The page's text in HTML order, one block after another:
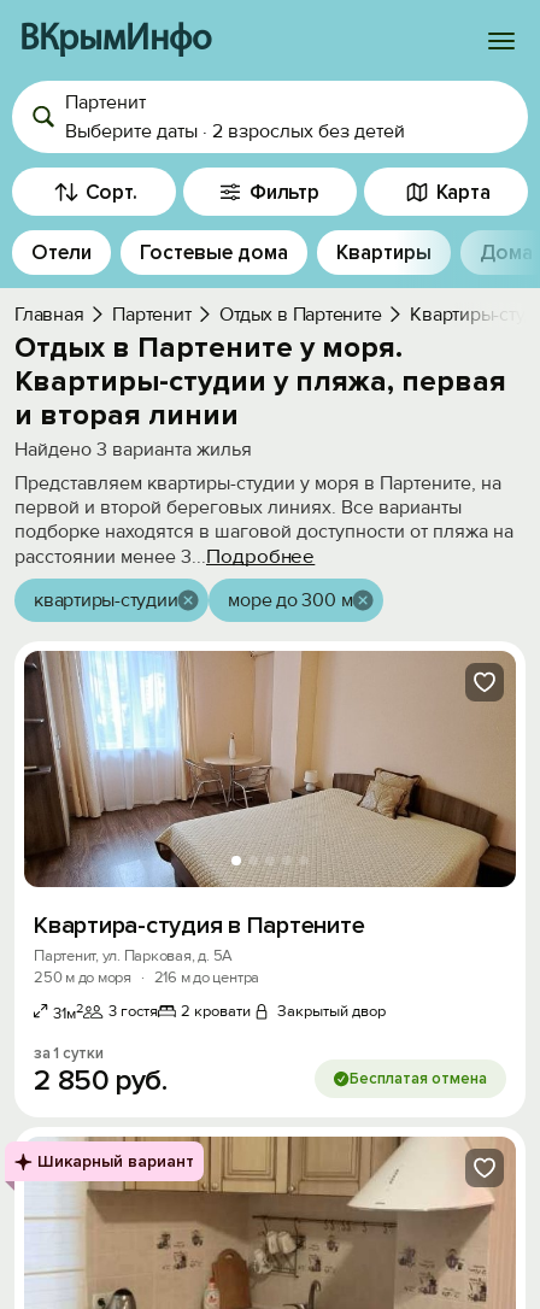
ВКрымИнфо
Войти
Избранное
История просмотра
Добавить свой объект
Партенит
Выберите даты · 2 взрослых без детей
Сорт. Фильтр Карта
Отели Гостевые дома Квартиры Дома
Главная Партенит Отдых в Партените Квартиры-
Отдых в Партените у моря.
Квартиры-студии у пляжа, первая
и вторая линии
Найдено 3 варианта жилья
Представляем квартиры-студии у моря в Партените, на
первой и второй береговых линиях. Все варианты
подборке находятся в шаговой доступности от пляжа на
расстоянии менее 3...Подробнее
квартиры-студии море до 300 м
Квартира-студия в Партените
Партенит, ул. Парковая, д. 5А
250 м до моря
· 216 м до центра
31м2 3 гостя 2 кровати Закрытый двор
за 1 сутки
2 850 руб. Бесплатая отмена
Шикарный вариант